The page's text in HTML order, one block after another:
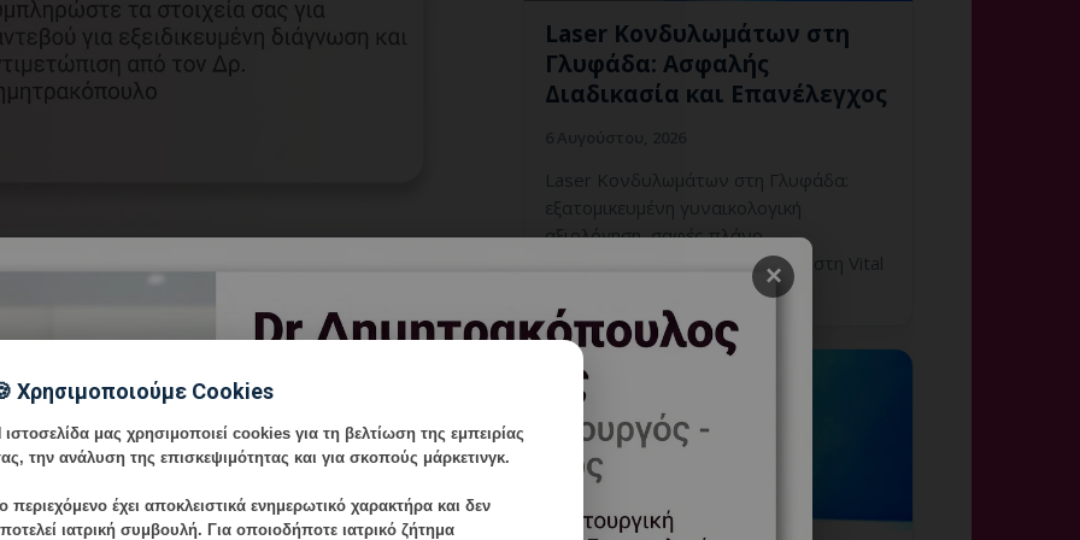
χρειάζεται ψύχραιμη ενημέρωση, γιατί ο HPV
άγχος, ενοχές ή λάθος συμπεράσματα. Η
εξέταση, Pap/HPV έλεγχο όπου ενδείκνυται,
follow-up.
Προσέγγιση
Laser Κονδυλωμάτων στη
Γλυφάδα: Ασφαλής
Διαδικασία και Επανέλεγχος
Laser Κονδυλωμάτων στη Γλυφάδα:
εξατομικευμένη γυναικολογική
αξιολόγηση, σαφές πλάνο
παρακολούθησης και ραντεβού στη Vital
WomanHood Clinic Γλυφάδας.
×
Χρησιμοποιούμε Cookies
ιστοσελίδα μας χρησιμοποιεί cookies για τη βελτίωση της εμπειρίας
την ανάλυση της επισκεψιμότητας και για σκοπούς μάρκετινγκ.
περιεχόμενο έχει αποκλειστικά ενημερωτικό χαρακτήρα και δεν
ιατρική συμβουλή. Για οποιοδήποτε ιατρικό ζήτημα